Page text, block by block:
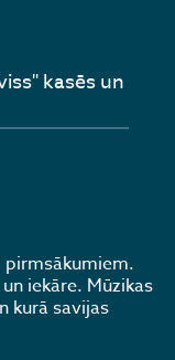
kasēs un
pirmsākumiem.
iekāre. Mūzikas
kurā savijas